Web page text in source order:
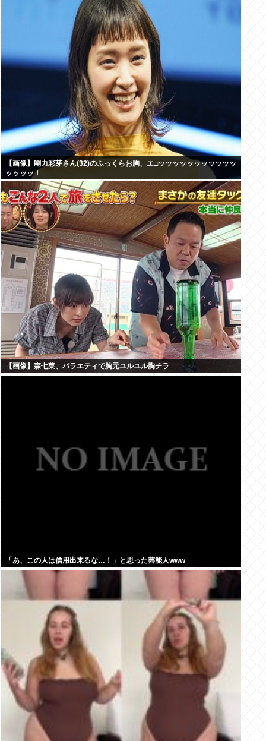
【画像】剛力彩芽さん(32)のふっくらお胸、エ□ッッッッッッッッッッッ
ッッッッ！
【画像】森七菜、バラエティで胸元ユルユル胸チラ
「あ、この人は信用出来るな…！」と思った芸能人www